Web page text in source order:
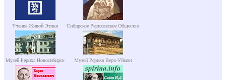
Учение Живой Этики Сибирское Рериховское Общество
Музей Рериха Новосибирск Музей Рериха Верх-Уймон